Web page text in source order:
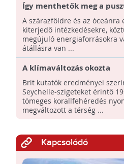
Így menthetők meg a
korallzátonyok - Tudósok
merész javaslata
A szárazföldre és az óceánra
kiterjedő intézkedésekre,
megújuló energiaforrásokra
átállásra van ...
A klímaváltozás okozta
korallfehéredés
zátonyok
összetételét
Brit kutatók eredményei
Seychelle-szigeteket érintő
tömeges korallfehéredés
megváltozott a térség ...
Kapcsolódó